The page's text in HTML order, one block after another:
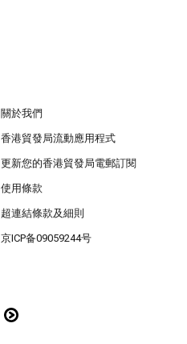
關於我們
香港貿發局流動應用程式
更新您的香港貿發局電郵訂閱
使用條款
超連結條款及細則
京ICP备09059244号